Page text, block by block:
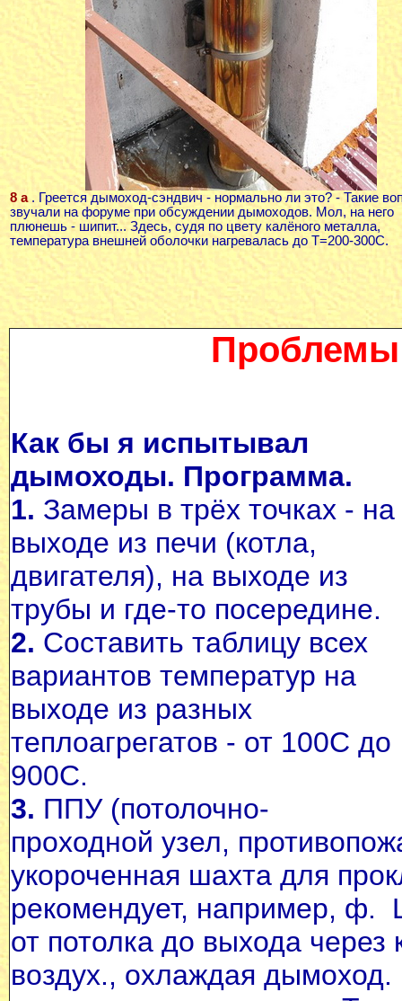
8 а . Греется дымоход-сэндвич - нормально ли это? - Такие
звучали на форуме при обсуждении дымоходов. Мол, на него
плюнешь - шипит... Здесь, судя по цвету калёного металла,
температура внешней оболочки нагревалась до Т=200-300С.
Как бы я испытывал
дымоходы. Программа.
1. Замеры в трёх точках - на
выходе из печи (котла,
двигателя), на выходе из
трубы и где-то посередине.
2. Составить таблицу всех
вариантов температур на
выходе из разных
теплоагрегатов - от 100С до
900С.
3. ППУ (потолочно-
проходной узел,
укороченная шахта для
рекомендует, например,
от потолка до выхода через
воздух., охлаждая дымоход.